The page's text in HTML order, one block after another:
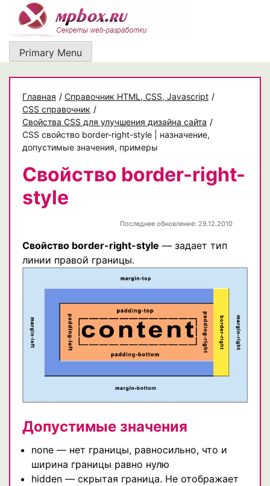
content
Primary Menu
Главная / Cправочник HTML, CSS, Javascript /
CSS справочник /
Свойства CSS для улучшения дизайна сайта /
CSS свойство border-right-style | назначение,
допустимые значения, примеры
Свойство border-right-
style
Последнее обновление: 29.12.2010
Свойство border-right-style — задает тип
линии правой границы.
Допустимые значения
none — нет границы, равносильно, что и
ширина границы равно нулю
hidden — скрытая граница. Не отображает